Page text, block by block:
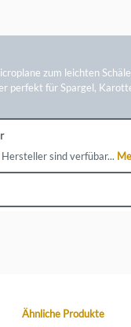
zum leichten
perfekt für Spargel,
sind verfübar...
Ähnliche Produkte